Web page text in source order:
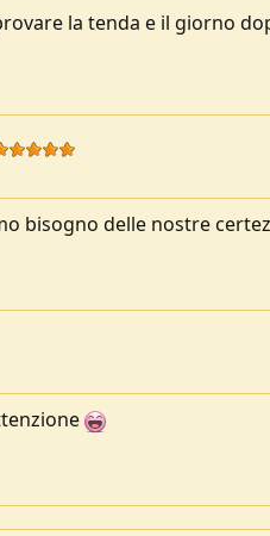
la tenda e il giorno
bisogno delle nostre